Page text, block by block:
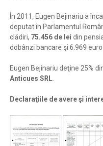
În 2011, Eugen Bejinariu a
deputat în Parlamentul
clădiri, 75.456 de lei din
dobânzi bancare şi 6.969 euro
Eugen Bejinariu deţine 25%
Anticues SRL
Declaraţiile de avere şi